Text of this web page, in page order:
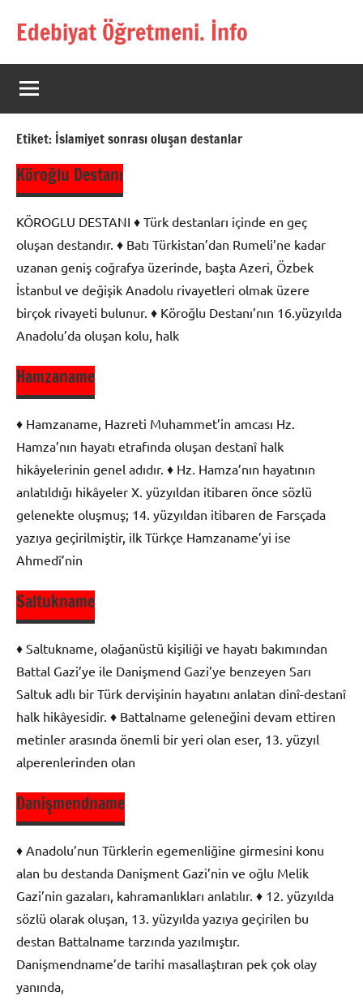
Edebiyat Öğretmeni. İnfo
Türkçe,
Türk
Dili
ve
Öğretmenlerinin
Sitesi
Etiket: İslamiyet sonrası oluşan destanlar
Köroğlu Destanı
KÖROGLU DESTANI ♦ Türk destanları içinde en geç
oluşan destandır. ♦ Batı Türkistan’dan Rumeli’ne kadar
uzanan geniş coğrafya üzerinde, başta Azeri, Özbek
İstanbul ve değişik Anadolu rivayetleri olmak üzere
birçok rivayeti bulunur. ♦ Köroğlu Destanı’nın 16.yüzyılda
Anadolu’da oluşan kolu, halk
Olay
Edebi
Metinler
Hamzaname
♦ Hamzaname, Hazreti Muhammet’in amcası Hz.
Hamza’nın hayatı etrafında oluşan destanî halk
hikâyelerinin genel adıdır. ♦ Hz. Hamza’nın hayatının
anlatıldığı hikâyeler X. yüzyıldan itibaren önce sözlü
gelenekte oluşmuş; 14. yüzyıldan itibaren de Farsçada
yazıya geçirilmiştir, ilk Türkçe Hamzaname’yi ise
Ahmedî’nin
Olay
Çevresinde
Edebi
Metinler
Saltukname
♦ Saltukname, olağanüstü kişiliği ve hayatı bakımından
Battal Gazi’ye ile Danişmend Gazi’ye benzeyen Sarı
Saltuk adlı bir Türk dervişinin hayatını anlatan dinî-destanî
halk hikâyesidir. ♦ Battalname geleneğini devam ettiren
metinler arasında önemli bir yeri olan eser, 13. yüzyıl
alperenlerinden olan
Olay
Çevresinde
Edebi
Metinler
Danişmendname
♦ Anadolu’nun Türklerin egemenliğine girmesini konu
alan bu destanda Danişment Gazi’nin ve oğlu Melik
Gazi’nin gazaları, kahramanlıkları anlatılır. ♦ 12. yüzyılda
sözlü olarak oluşan, 13. yüzyılda yazıya geçirilen bu
destan Battalname tarzında yazılmıştır.
Danişmendname’de tarihi masallaştıran pek çok olay
yanında,